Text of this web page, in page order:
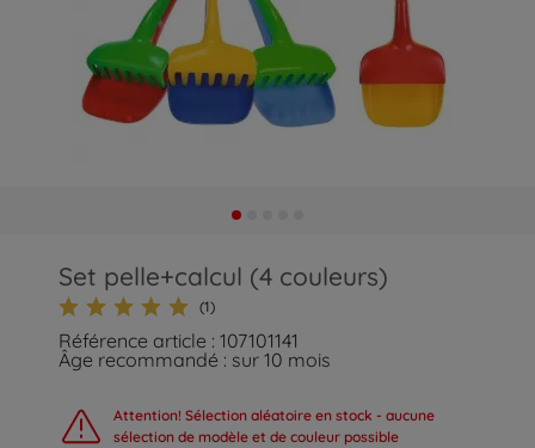
Set pelle+calcul (4 couleurs)
(1)
Référence article : 107101141
Âge recommandé : sur 10 mois
Attention! Sélection aléatoire en stock - aucune
sélection de modèle et de couleur possible